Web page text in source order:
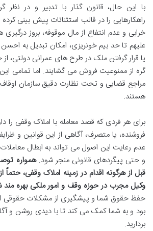
با این حال، قانون گذار با تدبیر و در نظر
راهکارهایی را در قالب استثنائات پیش بینی
خرابی و عدم انتفاع از مال موقوفه، بروز
علیهم تا حد بیم خونریزی، امکان تبدیل به احسن
یا قرار گرفتن ملک در طرح های عمرانی دولتی،
گره از ممنوعیت فروش می گشایند. اما تمامی این
مراجع قضایی و تحت نظارت دقیق سازمان اوقاف
هستند.
برای هر فردی که قصد معامله با املاک وقفی را
فروشنده، یا متصرف، آگاهی از این قوانین و
عدم رعایت این اصول می تواند به ابطال
و حتی پیگردهای قانونی منجر شود.همواره
قبل از هرگونه اقدام در زمینه املاک وقفی،
وکیل مجرب در حوزه وقف و امور ملکی بهره مند
حفظ حقوق شما و پیشگیری از مشکلات حقوقی
بود و به شما کمک می کند تا با دیدی روشن و
بردارید.